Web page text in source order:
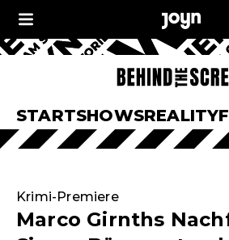
STARTSHOWSREALITY
Krimi-Premiere
Marco Girnths